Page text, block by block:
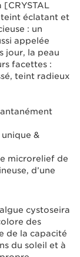
teint éclatant et
: un
appelée
jour, la peau
facettes :
teint radieux
&
microrelief de
d’une
cystoseira
des
de la capacité
du soleil et à